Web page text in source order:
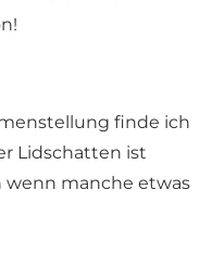
finde ich
Lidschatten ist
wenn manche etwas